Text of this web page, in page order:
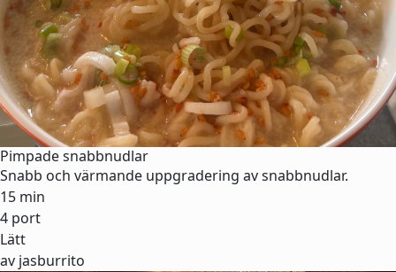
Pimpade snabbnudlar
Snabb och värmande uppgradering av snabbnudlar.
15 min
4 port
Lätt
av jasburrito